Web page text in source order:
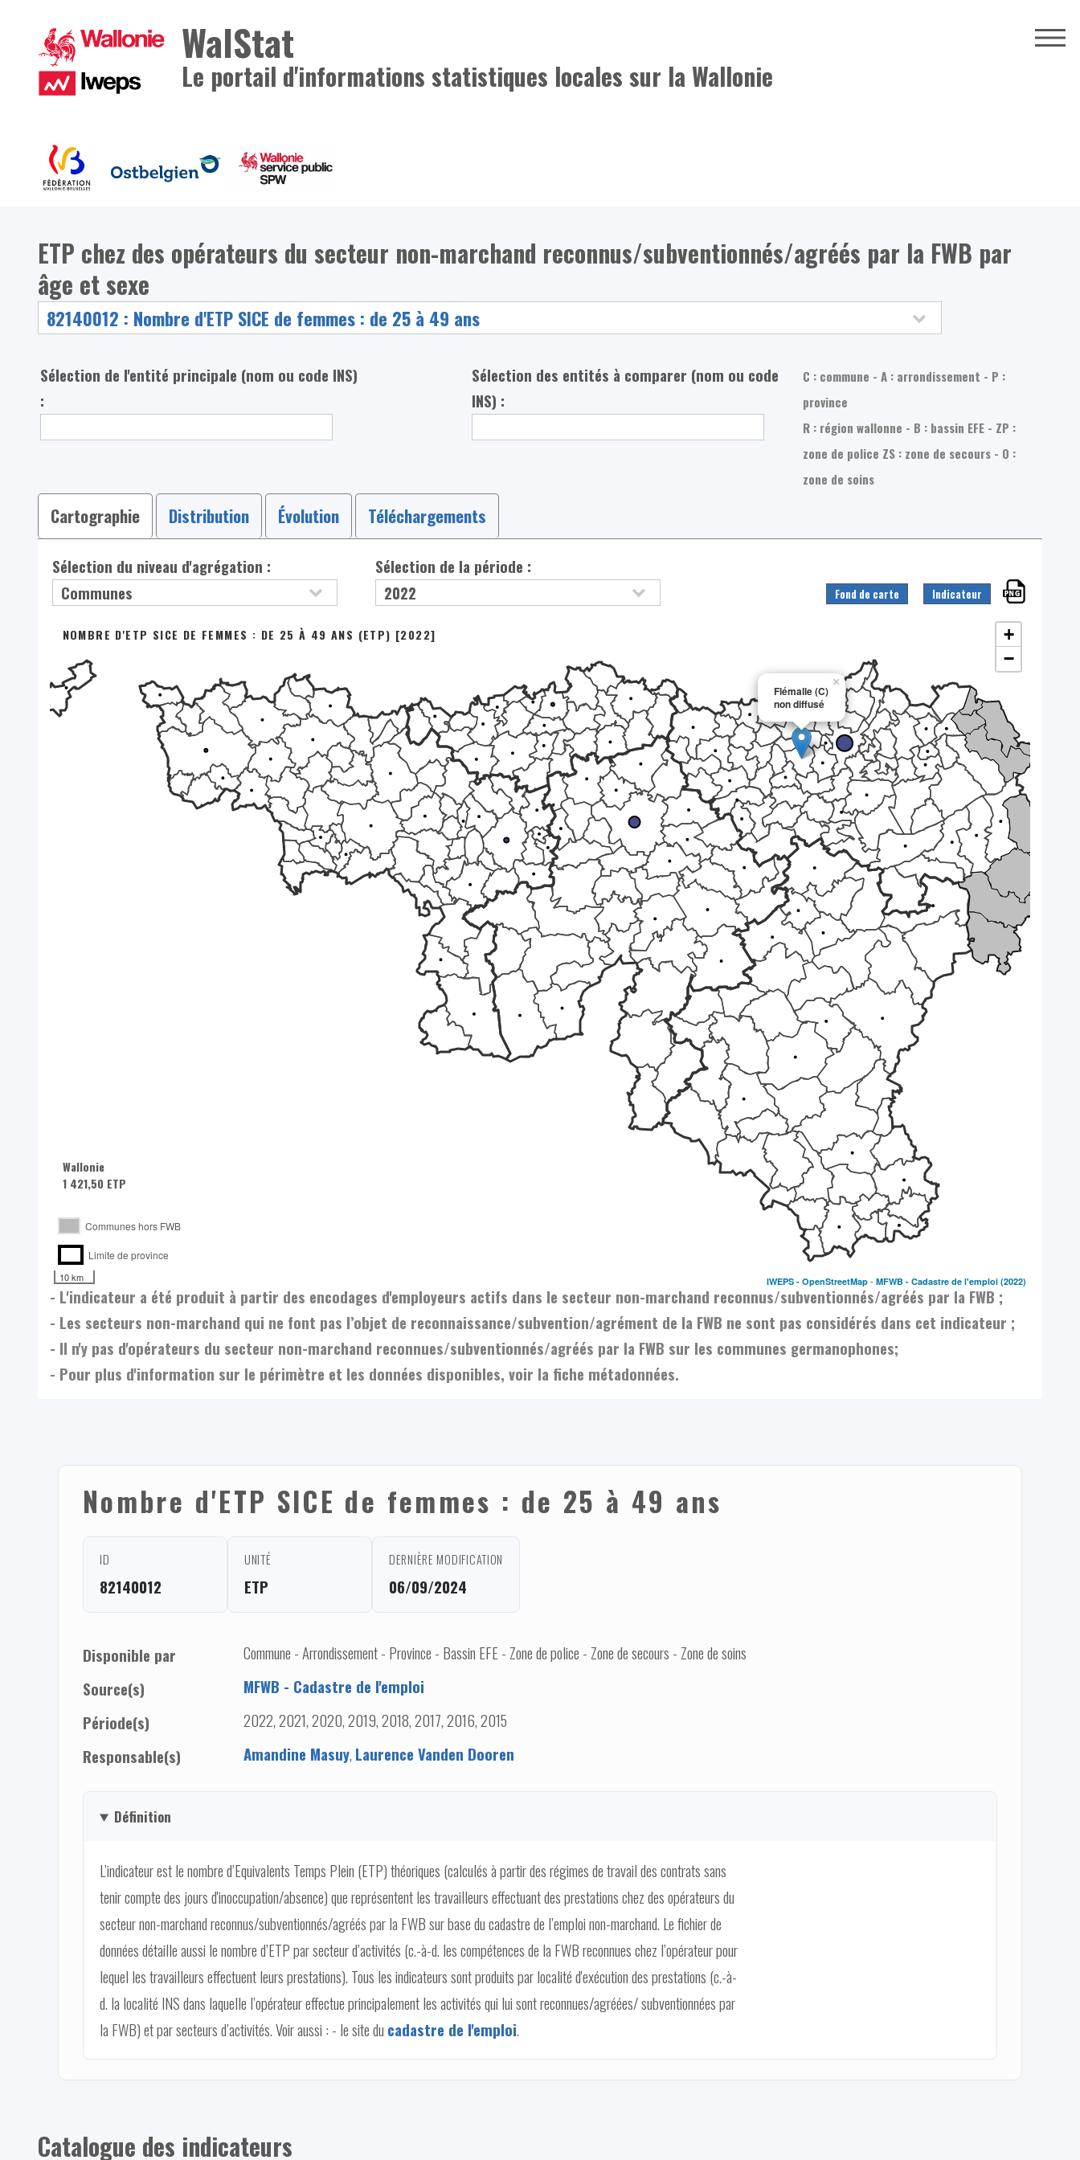
WalStat
Le portail d'informations statistiques locales sur la Wallonie
ETP chez des opérateurs du secteur non-marchand reconnus/subventionnés/agréés par la FWB par
âge et sexe
Sélection de l'entité principale (nom ou code INS)
:
Sélection des entités à comparer (nom ou code
INS) :
C : commune - A : arrondissement - P :
province
R : région wallonne - B : bassin EFE - ZP :
zone de police ZS : zone de secours - O :
zone de soins
Cartographie Distribution Évolution Téléchargements
Sélection du niveau d'agrégation : Sélection de la période :
Fond de carte Indicateur
Flémalle (C)
non diffusé
×
NOMBRE D'ETP SICE DE FEMMES : DE 25 À 49 ANS (ETP) [2022]
+
−
Wallonie
1 421,50 ETP
Communes hors FWB
Limite de province
10 km IWEPS -OpenStreetMap -MFWB - Cadastre de l'emploi (2022)
- L'indicateur a été produit à partir des encodages d'employeurs actifs dans le secteur non-marchand reconnus/subventionnés/agréés par la FWB ;
- Les secteurs non-marchand qui ne font pas l’objet de reconnaissance/subvention/agrément de la FWB ne sont pas considérés dans cet indicateur ;
- Il n'y pas d'opérateurs du secteur non-marchand reconnues/subventionnés/agréés par la FWB sur les communes germanophones;
- Pour plus d'information sur le périmètre et les données disponibles, voir la fiche métadonnées.
Nombre d'ETP SICE de femmes : de 25 à 49 ans
ID
82140012
UNITÉ
ETP
DERNIÈRE MODIFICATION
06/09/2024
Disponible par
Commune - Arrondissement - Province - Bassin EFE - Zone de police - Zone de secours - Zone de soins
Source(s)
MFWB - Cadastre de l'emploi
Période(s)
2022, 2021, 2020, 2019, 2018, 2017, 2016, 2015
Responsable(s)
Amandine Masuy, Laurence Vanden Dooren
Définition
L’indicateur est le nombre d’Equivalents Temps Plein (ETP) théoriques (calculés à partir des régimes de travail des contrats sans
tenir compte des jours d'inoccupation/absence) que représentent les travailleurs effectuant des prestations chez des opérateurs du
secteur non-marchand reconnus/subventionnés/agréés par la FWB sur base du cadastre de l’emploi non-marchand. Le fichier de
données détaille aussi le nombre d’ETP par secteur d’activités (c.-à-d. les compétences de la FWB reconnues chez l’opérateur pour
lequel les travailleurs effectuent leurs prestations). Tous les indicateurs sont produits par localité d'exécution des prestations (c.-à-
d. la localité INS dans laquelle l’opérateur effectue principalement les activités qui lui sont reconnues/agréées/ subventionnées par
la FWB) et par secteurs d’activités. Voir aussi : - le site du cadastre de l'emploi.
Catalogue des indicateurs